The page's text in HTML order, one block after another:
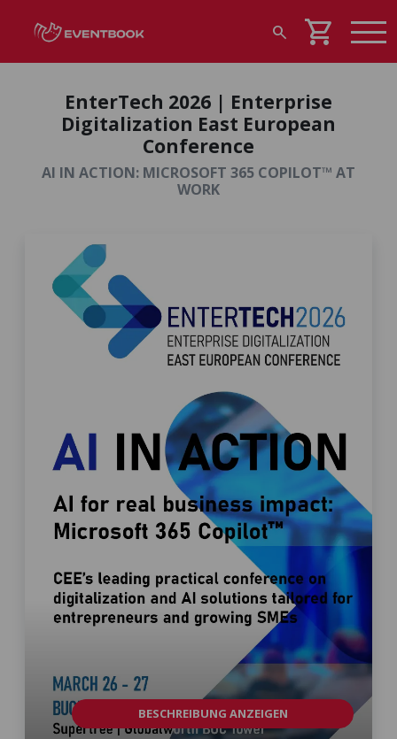
search shopping_cart
EnterTech 2026 | Enterprise
Digitalization East European
Conference
AI IN ACTION: MICROSOFT 365 COPILOT™ AT
WORK
BESCHREIBUNG ANZEIGEN